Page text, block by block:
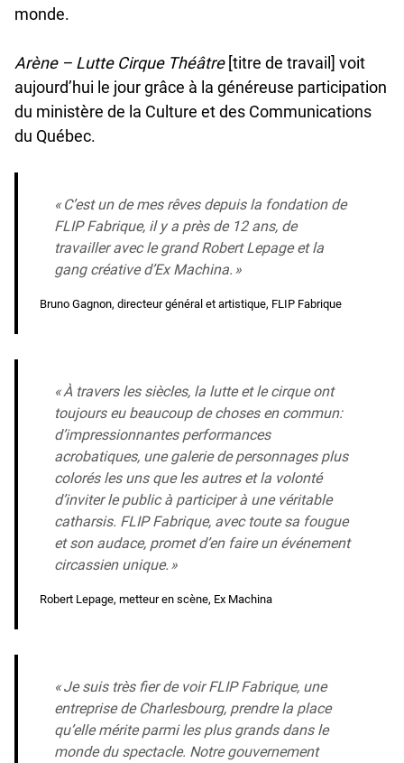
monde.
Arène – Lutte Cirque Théâtre[titre de travail] voit
aujourd’hui le jour grâce à la généreuse participation
du ministère de la Culture et des Communications
du Québec.
« C’est un de mes rêves depuis la fondation de
FLIP Fabrique, il y a près de 12 ans, de
travailler avec le grand Robert Lepage et la
gang créative d’Ex Machina. »
Bruno Gagnon, directeur général et artistique, FLIP Fabrique
« À travers les siècles, la lutte et le cirque ont
toujours eu beaucoup de choses en commun:
d’impressionnantes performances
acrobatiques, une galerie de personnages plus
colorés les uns que les autres et la volonté
d’inviter le public à participer à une véritable
catharsis. FLIP Fabrique, avec toute sa fougue
et son audace, promet d’en faire un événement
circassien unique. »
Robert Lepage, metteur en scène, Ex Machina
« Je suis très fier de voir FLIP Fabrique, une
entreprise de Charlesbourg, prendre la place
qu’elle mérite parmi les plus grands dans le
monde du spectacle. Notre gouvernement